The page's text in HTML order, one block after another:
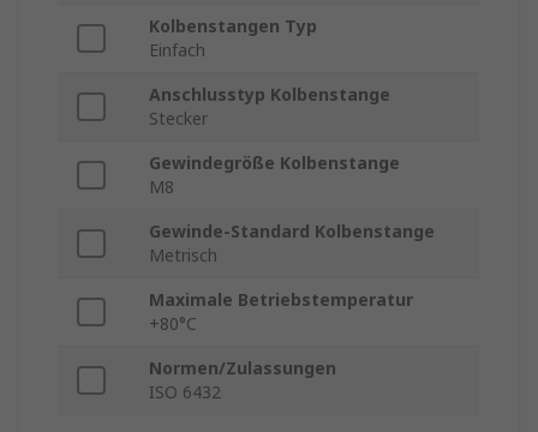
Kolbenstangen Typ
Einfach
Anschlusstyp Kolbenstange
Stecker
Gewindegröße Kolbenstange
M8
Gewinde-Standard Kolbenstange
Metrisch
Maximale Betriebstemperatur
+80°C
Normen/Zulassungen
ISO 6432